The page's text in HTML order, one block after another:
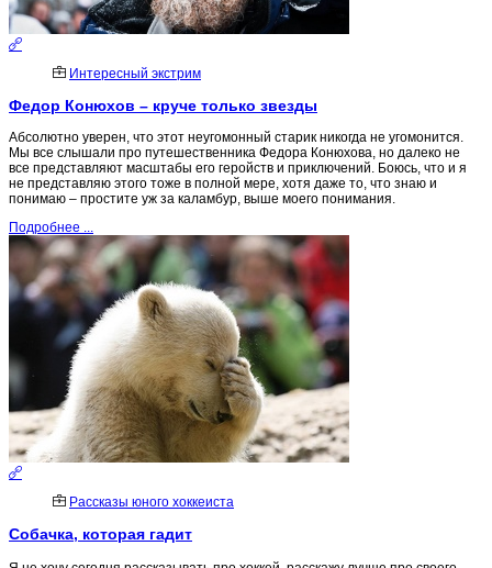
Интересный экстрим
Федор Конюхов – круче только звезды
Абсолютно уверен, что этот неугомонный старик никогда не угомонится.
Мы все слышали про путешественника Федора Конюхова, но далеко не
все представляют масштабы его геройств и приключений. Боюсь, что и я
не представляю этого тоже в полной мере, хотя даже то, что знаю и
понимаю – простите уж за каламбур, выше моего понимания.
Подробнее ...
Рассказы юного хоккеиста
Собачка, которая гадит